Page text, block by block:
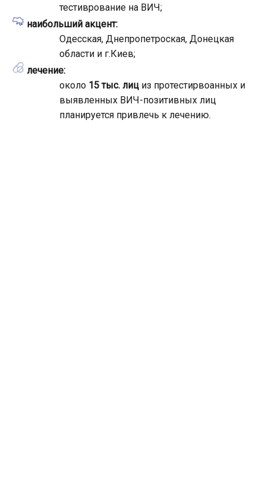
тестиврование на ВИЧ;
наибольший акцент:
Одесская, Днепропетроская, Донецкая
области и г.Киев;
лечение:
около 15 тыс. лиц из протестирвоанных и
выявленных ВИЧ-позитивных лиц
планируется привлечь к лечению.